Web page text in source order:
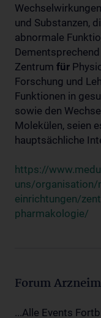
und Substanzen,
abnormale
Zentrum für
Forschung und
Funktionen in
sowie den
Molekülen, seien
hauptsächliche
https://
uns/organisation/
einrichtungen/
pharmakologie/
Forum
...Alle Events